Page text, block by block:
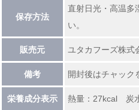
保存方法
直射日光・高温多
い。
販売元 ユタカフーズ株式
備考 開封後はチャック
栄養成分表示
熱量：27kcal 炭